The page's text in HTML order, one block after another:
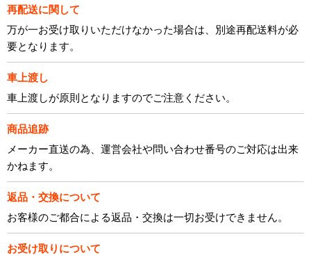
再配送に関して
万が一お受け取りいただけなかった場合は、別途再配送料が必
要となります。
車上渡し
車上渡しが原則となりますのでご注意ください。
商品追跡
メーカー直送の為、運営会社や問い合わせ番号のご対応は出来
かねます。
返品・交換について
お客様のご都合による返品・交換は一切お受けできません。
お受け取りについて